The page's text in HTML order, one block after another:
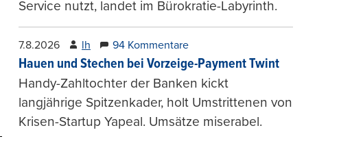
Service nutzt, landet im Bürokratie-Labyrinth.
7.8.2026 lh 94 Kommentare
Hauen und Stechen bei Vorzeige-Payment Twint
Handy-Zahltochter der Banken kickt
langjährige Spitzenkader, holt Umstrittenen von
Krisen-Startup Yapeal. Umsätze miserabel.